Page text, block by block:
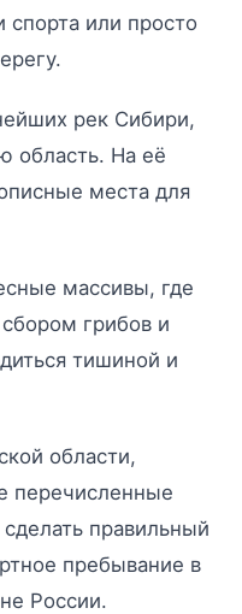
или просто
рек Сибири,
область. На её
места для
массивы, где
грибов и
тишиной и
области,
перечисленные
правильный
пребывание в
России.